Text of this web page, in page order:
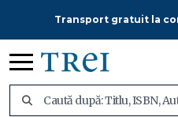
Transport gratuit la